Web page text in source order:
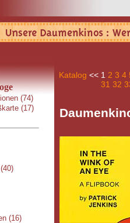
(74)
(17)
(16)
Katalog << 1 2 3 4
31 32